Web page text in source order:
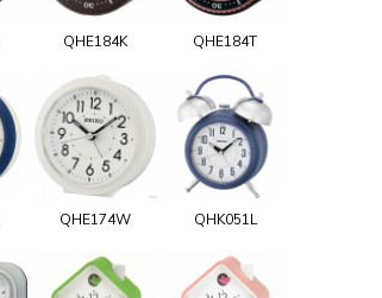
QHE184K QHE184T
QHE174W QHK051L